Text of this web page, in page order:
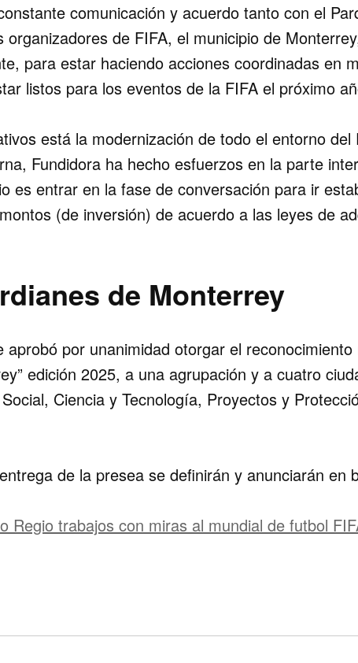
comunicación y acuerdo tanto con el
organizadores de FIFA, el municipio de
para estar haciendo acciones coordinadas en
listos para los eventos de la FIFA el próximo
está la modernización de todo el entorno del
Fundidora ha hecho esfuerzos en la parte
es entrar en la fase de conversación para ir
(de inversión) de acuerdo a las leyes de
de Monterrey
aprobó por unanimidad otorgar el reconocimiento
edición 2025, a una agrupación y a cuatro
Ciencia y Tecnología, Proyectos y
de la presea se definirán y anunciarán en
Regio trabajos con miras al mundial de futbol